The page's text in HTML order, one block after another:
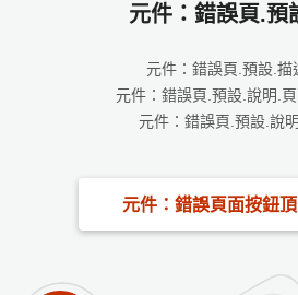
元件：錯誤頁.預
元件：錯誤頁.預設.描
元件：錯誤頁.預設.說明.
元件：錯誤頁.預設.說
元件：錯誤頁面按鈕